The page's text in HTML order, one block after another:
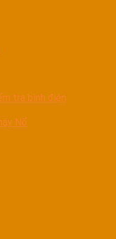
tra bình điện
Nổ